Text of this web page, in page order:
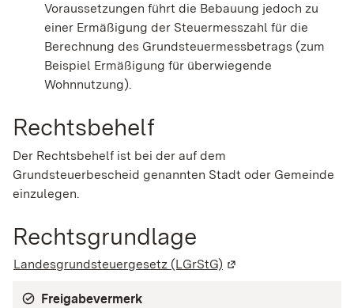
Voraussetzungen führt die Bebauung jedoch zu
einer Ermäßigung der Steuermesszahl für die
Berechnung des Grundsteuermessbetrags (zum
Beispiel Ermäßigung für überwiegende
Wohnnutzung).
Rechtsbehelf
Der Rechtsbehelf ist bei der auf dem
Grundsteuerbescheid genannten Stadt oder Gemeinde
einzulegen.
Rechtsgrundlage
Landesgrundsteuergesetz (LGrStG) (Wird in einem
Freigabevermerk